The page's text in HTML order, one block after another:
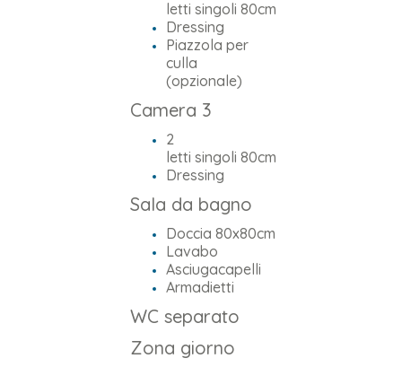
letti singoli 80cm
Dressing
Piazzola per
culla
(opzionale)
Camera 3
2
letti singoli 80cm
Dressing
Sala da bagno
Doccia 80x80cm
Lavabo
Asciugacapelli
Armadietti
WC separato
Zona giorno